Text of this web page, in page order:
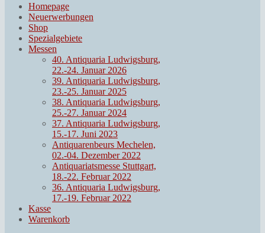
Homepage
Neuerwerbungen
Shop
Spezialgebiete
Messen
40. Antiquaria Ludwigsburg,
22.-24. Januar 2026
39. Antiquaria Ludwigsburg,
23.-25. Januar 2025
38. Antiquaria Ludwigsburg,
25.-27. Januar 2024
37. Antiquaria Ludwigsburg,
15.-17. Juni 2023
Antiquarenbeurs Mechelen,
02.-04. Dezember 2022
Antiquariatsmesse Stuttgart,
18.-22. Februar 2022
36. Antiquaria Ludwigsburg,
17.-19. Februar 2022
Kasse
Warenkorb